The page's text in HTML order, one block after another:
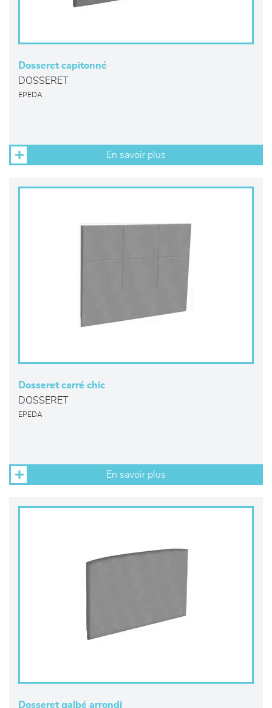
Dosseret capitonné
DOSSERET
EPEDA
En savoir plus
Dosseret carré chic
DOSSERET
EPEDA
En savoir plus
Dosseret galbé arrondi